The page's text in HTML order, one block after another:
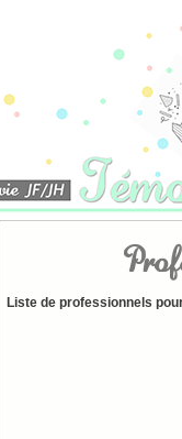
Liste de professionnels